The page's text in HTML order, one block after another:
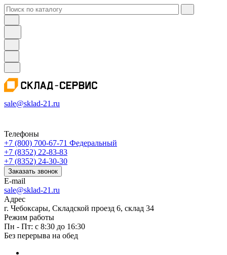
sale@sklad-21.ru
Телефоны
+7 (800) 700-67-71 Федеральный
+7 (8352) 22-83-83
+7 (8352) 24-30-30
Заказать звонок
E-mail
sale@sklad-21.ru
Адрес
г. Чебоксары, Складской проезд 6, склад 34
Режим работы
Пн - Пт: с 8:30 до 16:30
Без перерыва на обед